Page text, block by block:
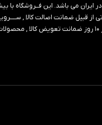
با بیش از ۹ سال تــجربه در زمینه
قبیل ضمانت اصالت کالا ,